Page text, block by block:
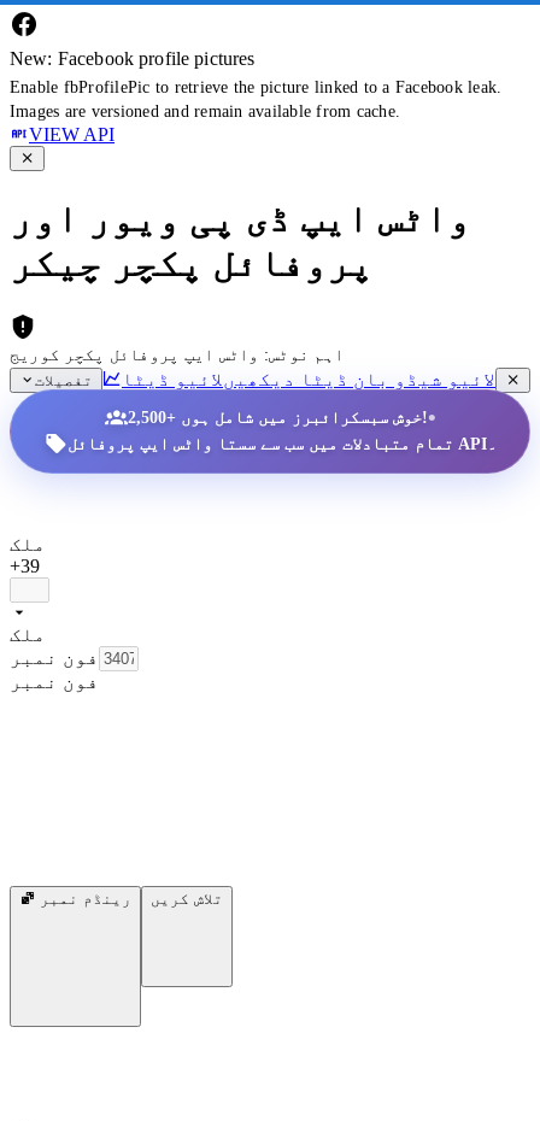
New: Facebook profile pictures
Enable fbProfilePic to retrieve the picture linked to a Facebook leak.
Images are versioned and remain available from cache.
VIEW API
واٹس ایپ ڈی پی ویور اور
پروفائل پکچر چیکر
اہم نوٹس: واٹس ایپ پروفائل پکچر کوریج
تفصیلات
لائیو شیڈو بان ڈیٹا دیکھیں لائیو ڈیٹا
2,500+ خوش سبسکرائبرز میں شامل ہوں!•
تمام متبادلات میں سب سے سستا واٹس ایپ پروفائل API۔
ملک
+39
ملک
فون نمبر
فون نمبر
رینڈم نمبر تلاش کریں